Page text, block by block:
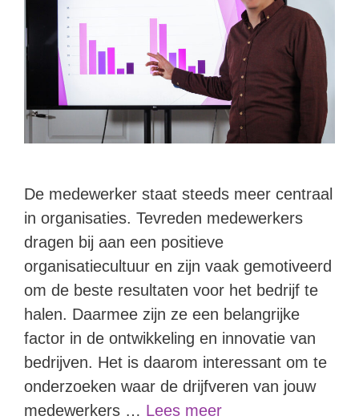
De medewerker staat steeds meer centraal
in organisaties. Tevreden medewerkers
dragen bij aan een positieve
organisatiecultuur en zijn vaak gemotiveerd
om de beste resultaten voor het bedrijf te
halen. Daarmee zijn ze een belangrijke
factor in de ontwikkeling en innovatie van
bedrijven. Het is daarom interessant om te
onderzoeken waar de drijfveren van jouw
medewerkers … Lees meer